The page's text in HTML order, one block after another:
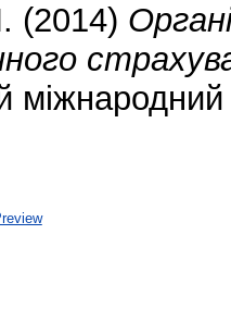
(2014)